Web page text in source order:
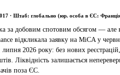
· Штаб: глобально (юр. особа в ЄС:
за добовим спотовим обсягом — але
відкликала заявку на MiCA у
2026 року: без нових
Ліквідність залишається
поза ЄС.